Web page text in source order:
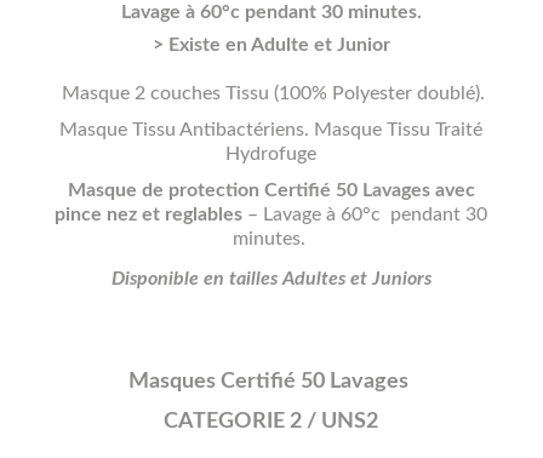
Lavage à 60°c pendant 30 minutes.
> Existe en Adulte et Junior
Masque 2 couches Tissu (100% Polyester doublé).
Masque Tissu Antibactériens. Masque Tissu Traité
Hydrofuge
Masque de protection Certifié 50 Lavages avec
pince nez et reglables – Lavage à 60°c pendant 30
minutes.
Disponible en tailles Adultes et Juniors
Masques Certifié 50 Lavages
CATEGORIE 2 / UNS2